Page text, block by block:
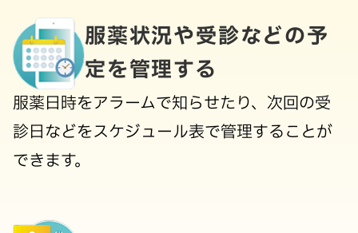
服薬状況や受診などの予
定を管理する
服薬日時をアラームで知らせたり、次回の受
診日などをスケジュール表で管理することが
できます。